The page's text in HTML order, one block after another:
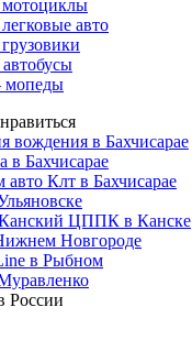
мотоциклы
авто
мопеды
вождения в Бахчисарае
в Бахчисарае
Клт в Бахчисарае
ЦППК в Канске
Новгороде
в Рыбном
России